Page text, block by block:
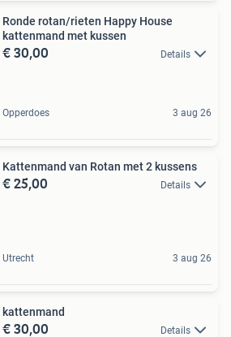
Ronde rotan/rieten Happy House
kattenmand met kussen
€ 30,00 Details
Opperdoes 3 aug 26
Kattenmand van Rotan met 2 kussens
€ 25,00 Details
Utrecht 3 aug 26
kattenmand
€ 30,00 Details